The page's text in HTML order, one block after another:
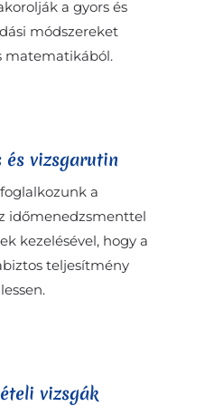
a gyors és
módszereket
matematikából.
és vizsgarutin
a
időmenedzsmenttel
kezelésével, hogy a
teljesítmény
vizsgák